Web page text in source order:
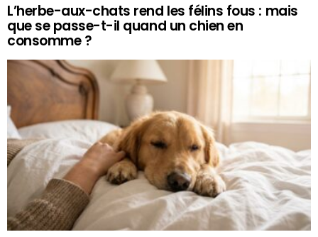
L’herbe-aux-chats rend les félins fous : mais
que se passe-t-il quand un chien en
consomme ?